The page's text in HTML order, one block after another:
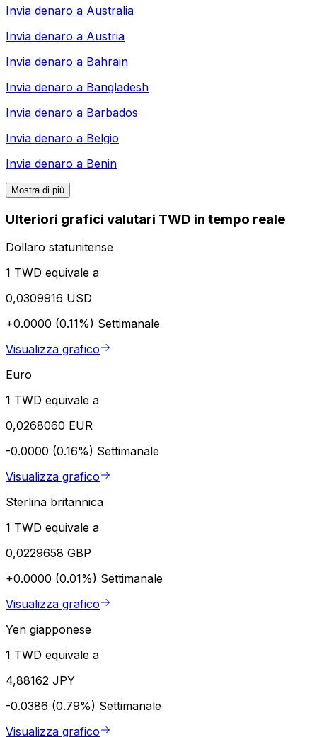
Invia denaro a Australia
Invia denaro a Austria
Invia denaro a Bahrain
Invia denaro a Bangladesh
Invia denaro a Barbados
Invia denaro a Belgio
Invia denaro a Benin
Mostra di più
Ulteriori grafici valutari TWD in tempo reale
Dollaro statunitense
1 TWD equivale a
0,0309916 USD
+0.0000 (0.11%) Settimanale
Visualizza grafico
Euro
1 TWD equivale a
0,0268060 EUR
-0.0000 (0.16%) Settimanale
Visualizza grafico
Sterlina britannica
1 TWD equivale a
0,0229658 GBP
+0.0000 (0.01%) Settimanale
Visualizza grafico
Yen giapponese
1 TWD equivale a
4,88162 JPY
-0.0386 (0.79%) Settimanale
Visualizza grafico